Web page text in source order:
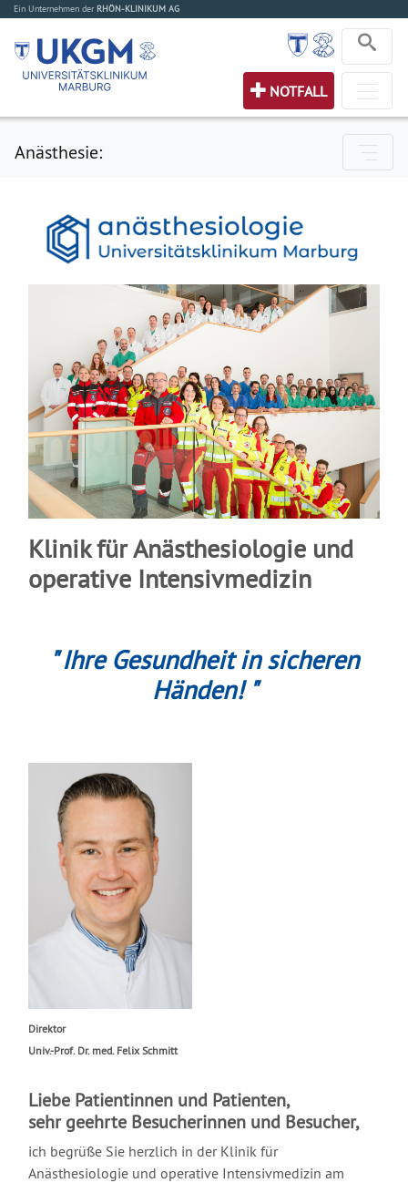
Ein Unternehmen der RHÖN-KLINIKUM AG
NOTFALL
Anästhesie:
Klinik für Anästhesiologie und
operative Intensivmedizin
" Ihre Gesundheit in sicheren
Händen! "
Direktor
Univ.-Prof. Dr. med. Felix Schmitt
Liebe Patientinnen und Patienten,
sehr geehrte Besucherinnen und Besucher,
ich begrüße Sie herzlich in der Klinik für
Anästhesiologie und operative Intensivmedizin am